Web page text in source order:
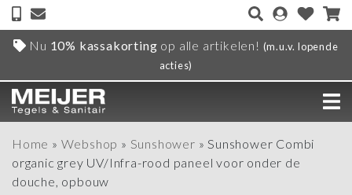
Nu 10% kassakorting op alle artikelen! (m.u.v. lopende
acties)
Home » Webshop » Sunshower »Sunshower Combi
organic grey UV/Infra-rood paneel voor onder de
douche, opbouw